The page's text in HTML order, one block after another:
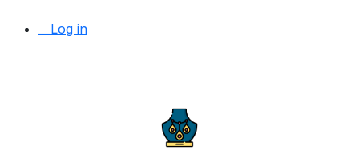
__Log in